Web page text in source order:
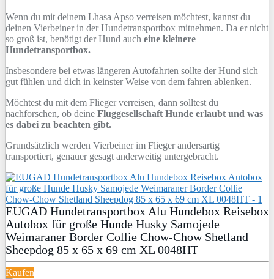
Wenn du mit deinem Lhasa Apso verreisen möchtest, kannst du
deinen Vierbeiner in der Hundetransportbox mitnehmen. Da er nicht
so groß ist, benötigt der Hund auch eine kleinere
Hundetransportbox.
Insbesondere bei etwas längeren Autofahrten sollte der Hund sich
gut fühlen und dich in keinster Weise von dem fahren ablenken.
Möchtest du mit dem Flieger verreisen, dann solltest du
nachforschen, ob deine Fluggesellschaft Hunde erlaubt und was
es dabei zu beachten gibt.
Grundsätzlich werden Vierbeiner im Flieger andersartig
transportiert, genauer gesagt anderweitig untergebracht.
EUGAD Hundetransportbox Alu Hundebox Reisebox
Autobox für große Hunde Husky Samojede
Weimaraner Border Collie Chow-Chow Shetland
Sheepdog 85 x 65 x 69 cm XL 0048HT
Kaufen